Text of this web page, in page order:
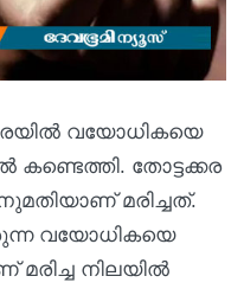
വയോധികയെ
കണ്ടെത്തി. തോട്ടക്കര
മരിച്ചത്.
വയോധികയെ
മരിച്ച നിലയിൽ